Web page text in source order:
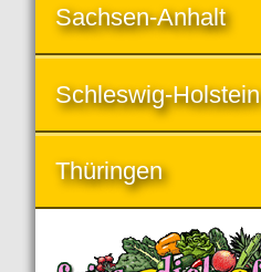
Sachsen-Anhalt
Schleswig-Holstein
Thüringen